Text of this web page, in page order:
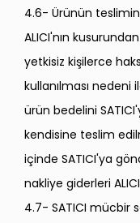
4.6- Ürünün
ALICI'nın
yetkisiz kişilerce
kullanılması
ürün bedelini
kendisine teslim
içinde SATICI'ya
nakliye giderleri
4.7- SATICI mücbir